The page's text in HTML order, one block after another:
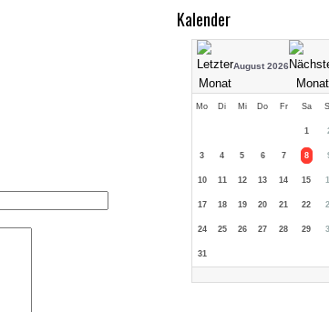
Kalender
August 2026
Mo Di Mi Do Fr Sa
1
3 4 5 6 7 8
10 11 12 13 14 15
17 18 19 20 21 22
24 25 26 27 28 29
31